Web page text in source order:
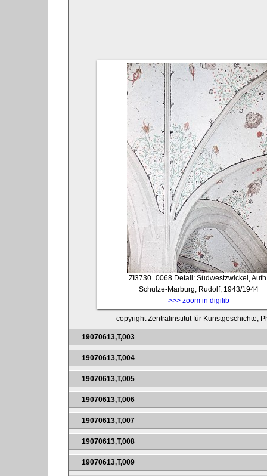
ZI3730_0068 Detail: Südwestzwickel,
Schulze-Marburg, Rudolf, 1943/1944
>>> zoom in digilib
copyright Zentralinstitut für Kunstgeschichte,
19070613,T,003
19070613,T,004
19070613,T,005
19070613,T,006
19070613,T,007
19070613,T,008
19070613,T,009